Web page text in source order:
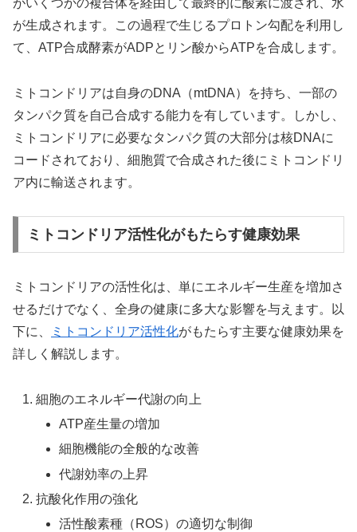
が生成されます。この過程で生じるプロトン勾配を利用し
て、ATP合成酵素がADPとリン酸からATPを合成します。
ミトコンドリアは自身のDNA（mtDNA）を持ち、一部の
タンパク質を自己合成する能力を有しています。しかし、
ミトコンドリアに必要なタンパク質の大部分は核DNAに
コードされており、細胞質で合成された後にミトコンドリ
ア内に輸送されます。
ミトコンドリア活性化がもたらす健康効果
ミトコンドリアの活性化は、単にエネルギー生産を増加さ
せるだけでなく、全身の健康に多大な影響を与えます。以
下に、
ミトコンドリア活性化がもたらす主要な健康効果を
詳しく解説します。
細胞のエネルギー代謝の向上
ATP産生量の増加
細胞機能の全般的な改善
代謝効率の上昇
抗酸化作用の強化
活性酸素種（ROS）の適切な制御